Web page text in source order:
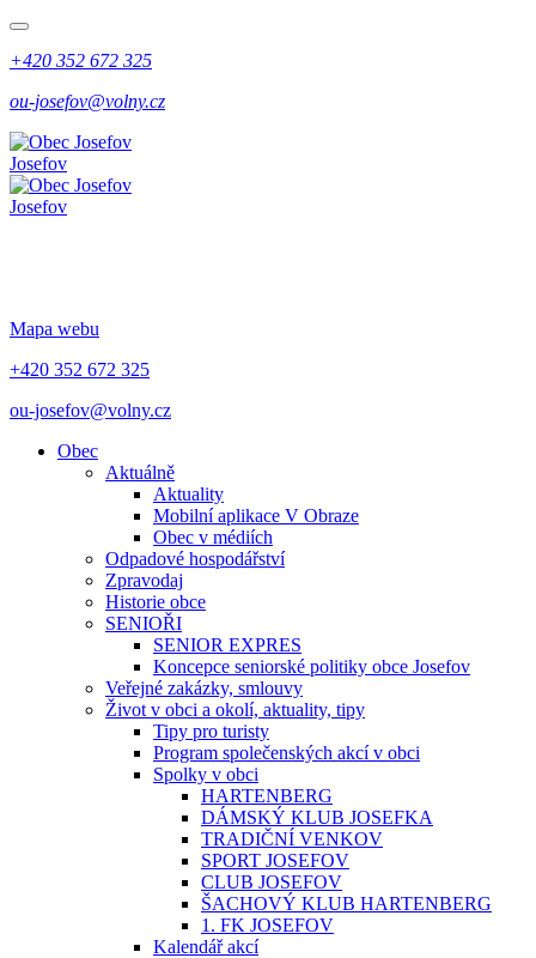
+420 352 672 325
ou-josefov@volny.cz
Josefov
Josefov
Mapa webu
+420 352 672 325
ou-josefov@volny.cz
Obec
Aktuálně
Aktuality
Mobilní aplikace V Obraze
Obec v médiích
Odpadové hospodářství
Zpravodaj
Historie obce
SENIOŘI
SENIOR EXPRES
Koncepce seniorské politiky obce Josefov
Veřejné zakázky, smlouvy
Život v obci a okolí, aktuality, tipy
Tipy pro turisty
Program společenských akcí v obci
Spolky v obci
HARTENBERG
DÁMSKÝ KLUB JOSEFKA
TRADIČNÍ VENKOV
SPORT JOSEFOV
CLUB JOSEFOV
ŠACHOVÝ KLUB HARTENBERG
1. FK JOSEFOV
Kalendář akcí